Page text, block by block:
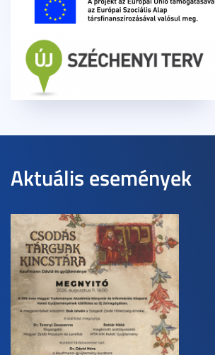
Aktuális események